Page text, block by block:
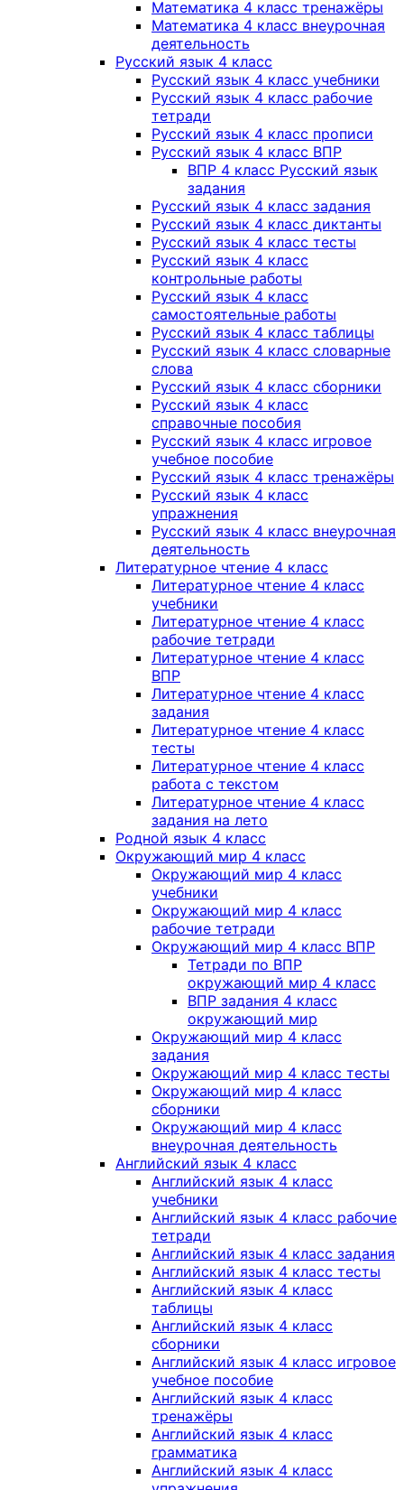
Математика 4 класс тренажёры
Математика 4 класс внеурочная
деятельность
Русский язык 4 класс
Русский язык 4 класс учебники
Русский язык 4 класс рабочие
тетради
Русский язык 4 класс прописи
Русский язык 4 класс ВПР
ВПР 4 класс Русский язык
задания
Русский язык 4 класс задания
Русский язык 4 класс диктанты
Русский язык 4 класс тесты
Русский язык 4 класс
контрольные работы
Русский язык 4 класс
самостоятельные работы
Русский язык 4 класс таблицы
Русский язык 4 класс словарные
слова
Русский язык 4 класс сборники
Русский язык 4 класс
справочные пособия
Русский язык 4 класс игровое
учебное пособие
Русский язык 4 класс тренажёры
Русский язык 4 класс
упражнения
Русский язык 4 класс внеурочная
деятельность
Литературное чтение 4 класс
Литературное чтение 4 класс
учебники
Литературное чтение 4 класс
рабочие тетради
Литературное чтение 4 класс
ВПР
Литературное чтение 4 класс
задания
Литературное чтение 4 класс
тесты
Литературное чтение 4 класс
работа с текстом
Литературное чтение 4 класс
задания на лето
Родной язык 4 класс
Окружающий мир 4 класс
Окружающий мир 4 класс
учебники
Окружающий мир 4 класс
рабочие тетради
Окружающий мир 4 класс ВПР
Тетради по ВПР
окружающий мир 4 класс
ВПР задания 4 класс
окружающий мир
Окружающий мир 4 класс
задания
Окружающий мир 4 класс тесты
Окружающий мир 4 класс
сборники
Окружающий мир 4 класс
внеурочная деятельность
Английский язык 4 класс
Английский язык 4 класс
учебники
Английский язык 4 класс рабочие
тетради
Английский язык 4 класс задания
Английский язык 4 класс тесты
Английский язык 4 класс
таблицы
Английский язык 4 класс
сборники
Английский язык 4 класс игровое
учебное пособие
Английский язык 4 класс
тренажёры
Английский язык 4 класс
грамматика
Английский язык 4 класс